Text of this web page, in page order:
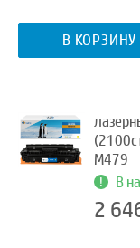
В КОРЗИНУ
M479
В
2